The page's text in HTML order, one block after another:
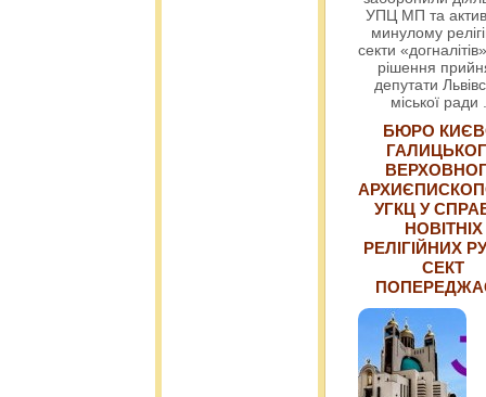
УПЦ МП та
минулому
секти
рішення
депутати
міської ради
БЮРО
УГКЦ У
НОВІТНІХ
РЕЛІГІЙНИХ
СЕКТ